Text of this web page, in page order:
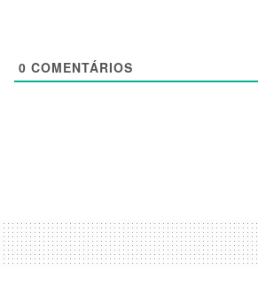
0 COMENTÁRIOS